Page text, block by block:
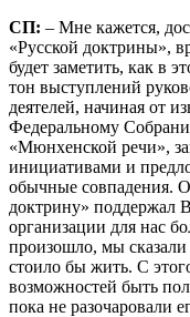
СП: – Мне кажется,
«Русской доктрины»,
будет заметить, как в
тон выступлений
деятелей, начиная от
Федеральному
«Мюнхенской речи»,
инициативами и
обычные совпадения.
доктрину» поддержал
организации для нас
произошло, мы сказали
стоило бы жить. С
возможностей быть
пока не разочаровали